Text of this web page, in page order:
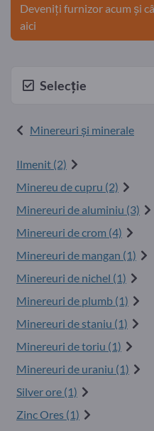
Deveniți furnizor acum și
aici
Selecție
Minereuri şi minerale
Ilmenit (2)
Minereu de cupru (2)
Minereuri de aluminiu (3)
Minereuri de crom (4)
Minereuri de mangan (1)
Minereuri de nichel (1)
Minereuri de plumb (1)
Minereuri de staniu (1)
Minereuri de toriu (1)
Minereuri de uraniu (1)
Silver ore (1)
Zinc Ores (1)